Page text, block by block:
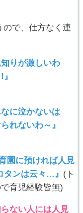
ので、仕方なく連
りが激しいわ
に泣かないは
れないわ～』
園に預ければ人見
タンは云々…』 (ト
育児経験皆無)
ない人には人見